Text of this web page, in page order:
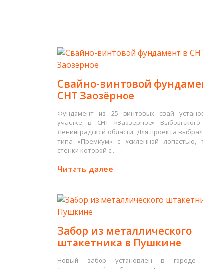
Свайно-винтовой
СНТ Заозёрное
Фундамент из 25 винтовых свай
участке в СНТ «Заозёрное»
Ленинградской области. Для проекта
типа «Премиум» с усиленной лопастью,
стенки которой с...
Читать далее
Забор из металлического
штакетника в Пушкине
Новый забор установлен в городе